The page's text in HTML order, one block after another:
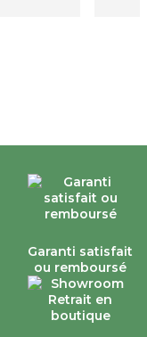
Garanti satisfait
ou remboursé